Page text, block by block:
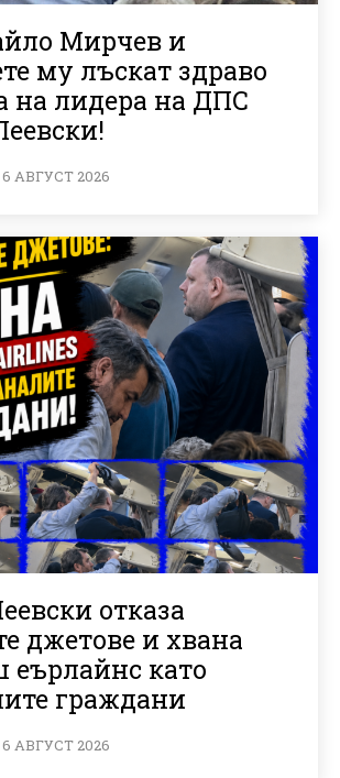
Мирчев и
му лъскат здраво
на лидера на ДПС
АВГУСТ 2026
отказа
джетове и хвана
като
граждани
АВГУСТ 2026